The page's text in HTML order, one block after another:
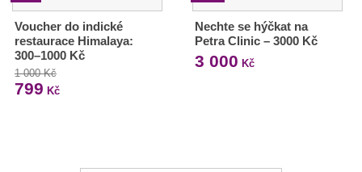
Voucher do indické
restaurace Himalaya:
300–1000 Kč
1 000 Kč
799 Kč
Nechte se hýčkat na
Petra Clinic – 3000 Kč
3 000 Kč